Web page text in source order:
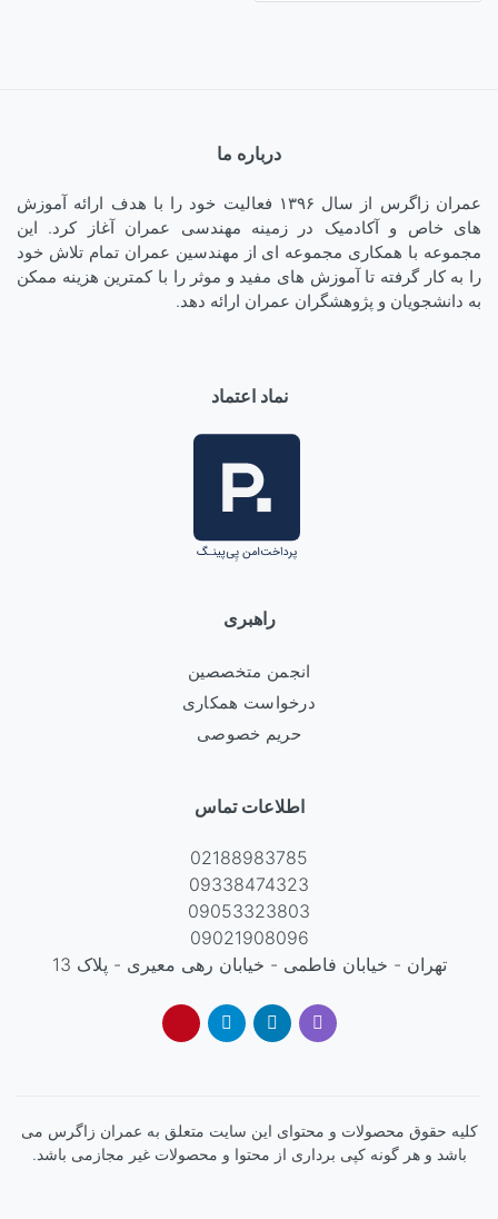
درباره ما
عمران زاگرس از سال ۱۳۹۶ فعالیت خود را با هدف ارائه آموزش
های خاص و آکادمیک در زمینه مهندسی عمران آغاز کرد. این
مجموعه با همکاری مجموعه ای از مهندسین عمران تمام تلاش خود
را به کار گرفته تا آموزش های مفید و موثر را با کمترین هزینه ممکن
به دانشجویان و پژوهشگران عمران ارائه دهد.
نماد اعتماد
راهبری
انجمن متخصصین
درخواست همکاری
حریم خصوصی
اطلاعات تماس
02188983785
09338474323
09053323803
09021908096
تهران - خیابان فاطمی - خیابان رهی معیری - پلاک 13
کليه حقوق محصولات و محتوای اين سایت متعلق به عمران زاگرس می
باشد و هر گونه کپی برداری از محتوا و محصولات غیر مجازمی باشد.